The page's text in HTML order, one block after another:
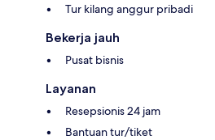
Tur kilang anggur pribadi
Bekerja jauh
Pusat bisnis
Layanan
Resepsionis 24 jam
Bantuan tur/tiket